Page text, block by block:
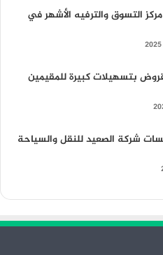
التسوق والترفيه الأشهر في
بتسهيلات كبيرة للمقيمين
شركة الصعيد للنقل والسياحة